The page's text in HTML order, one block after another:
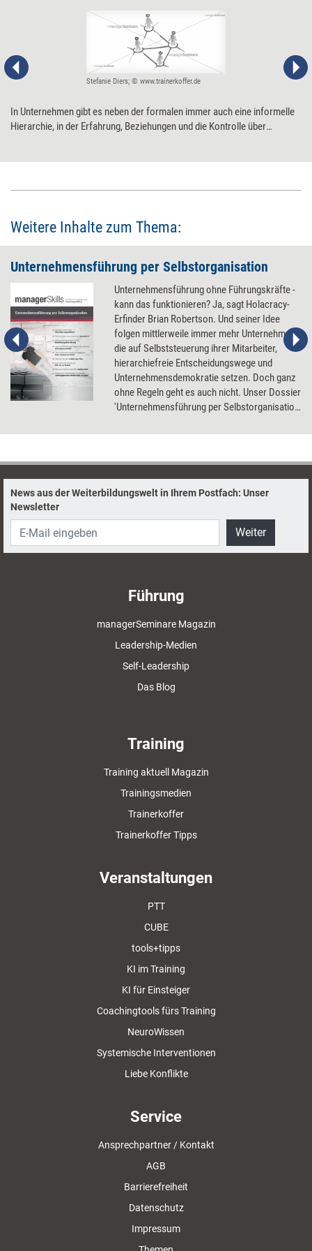
Stefanie Diers; © www.trainerkoffer.de
In Unternehmen gibt es neben der formalen immer auch eine informelle
Hierarchie, in der Erfahrung, Beziehungen und die Kontrolle über
Weitere Inhalte zum Thema:
Unternehmensführung per Selbstorganisation
Unternehmensführung ohne Führungskräfte -
kann das funktionieren? Ja, sagt Holacracy-
Erfinder Brian Robertson. Und seiner Idee
folgen mittlerweile immer mehr Unternehmen,
die auf Selbststeuerung ihrer Mitarbeiter,
hierarchiefreie Entscheidungswege und
Unternehmensdemokratie setzen. Doch ganz
ohne Regeln geht es auch nicht. Unser Dossier
'Unternehmensführung per Selbstorganisation'
News aus der Weiterbildungswelt in Ihrem Postfach: Unser
Newsletter
Weiter
Führung
managerSeminare Magazin
Leadership-Medien
Self-Leadership
Das Blog
Training
Training aktuell Magazin
Trainingsmedien
Trainerkoffer
Trainerkoffer Tipps
Veranstaltungen
PTT
CUBE
tools+tipps
KI im Training
KI für Einsteiger
Coachingtools fürs Training
NeuroWissen
Systemische Interventionen
Liebe Konflikte
Service
Ansprechpartner / Kontakt
AGB
Barrierefreiheit
Datenschutz
Impressum